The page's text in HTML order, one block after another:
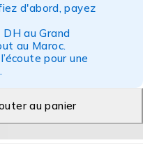
d'abord, payez
au Grand
au Maroc.
pour une
au panier